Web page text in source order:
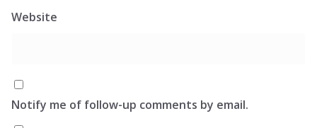
Website
Notify me of follow-up comments by email.